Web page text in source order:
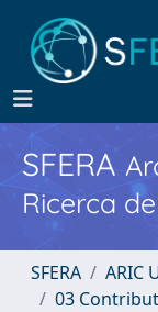
SFERA
Ricerca
SFERA
ARIC
03